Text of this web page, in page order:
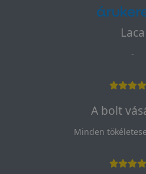
Laca
-
A bolt
Minden